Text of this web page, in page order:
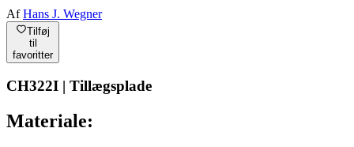
AfHans J. Wegner
Tilføj
til
favoritter
CH322I | Tillægsplade
Materiale: